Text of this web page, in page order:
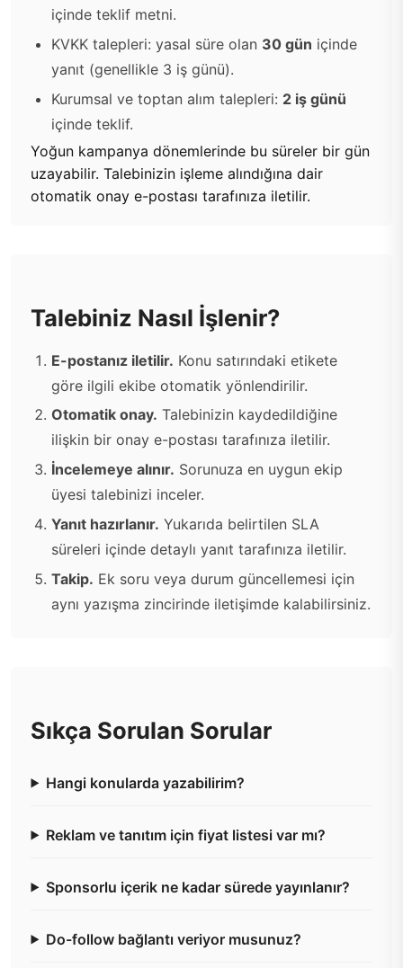
içinde teklif metni.
KVKK talepleri: yasal süre olan 30 gün içinde
yanıt (genellikle 3 iş günü).
Kurumsal ve toptan alım talepleri: 2 iş günü
içinde teklif.
Yoğun kampanya dönemlerinde bu süreler bir gün
uzayabilir. Talebinizin işleme alındığına dair
otomatik onay e-postası tarafınıza iletilir.
Talebiniz Nasıl İşlenir?
E-postanız iletilir. Konu satırındaki etikete
göre ilgili ekibe otomatik yönlendirilir.
Otomatik onay. Talebinizin kaydedildiğine
ilişkin bir onay e-postası tarafınıza iletilir.
İncelemeye alınır. Sorunuza en uygun ekip
üyesi talebinizi inceler.
Yanıt hazırlanır. Yukarıda belirtilen SLA
süreleri içinde detaylı yanıt tarafınıza iletilir.
Takip. Ek soru veya durum güncellemesi için
aynı yazışma zincirinde iletişimde kalabilirsiniz.
Sıkça Sorulan Sorular
Hangi konularda yazabilirim?
Reklam ve tanıtım için fiyat listesi var mı?
Sponsorlu içerik ne kadar sürede yayınlanır?
Do-follow bağlantı veriyor musunuz?